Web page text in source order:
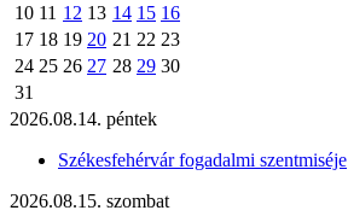
10 11 12 13 14 15 16
17 18 19 20 21 22 23
24 25 26 27 28 29 30
31
2026.08.14. péntek
Székesfehérvár fogadalmi szentmiséje
2026.08.15. szombat